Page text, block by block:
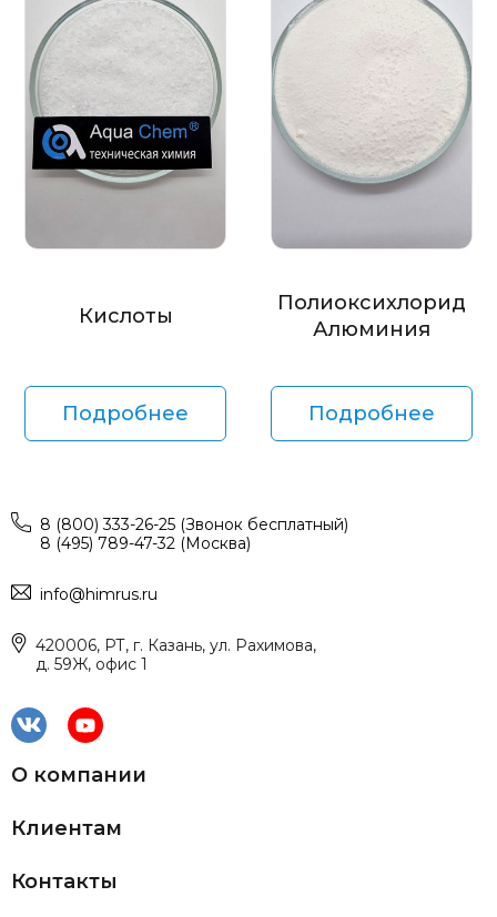
Кислоты
Подробнее
Полиоксихлорид
Алюминия
Подробнее
8 (800) 333-26-25 (Звонок бесплатный)
8 (495) 789-47-32 (Москва)
info@himrus.ru
420006, РТ, г. Казань, ул. Рахимова,
д. 59Ж, офис 1
О компании
Клиентам
Контакты